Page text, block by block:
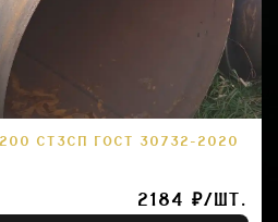
СТ3СП ГОСТ 30732-2020
2184 ₽/ШТ.